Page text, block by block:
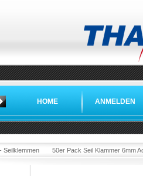
HOME ANMELDEN
Seilklemmen 50er Pack Seil Klammer 6mm